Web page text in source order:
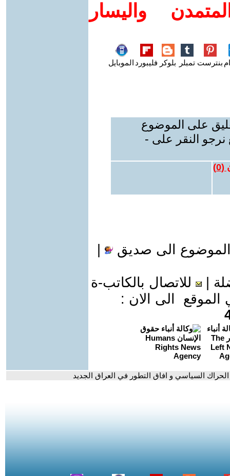
واليسار
بنترست تمبلر بلوكر فليبورد الموبايل
على الموضوع
نرجو النقر على -
(
0
)
الى صديق
للاتصال بالكاتب-ة
الى الان :
السياسي و افاق التطور في العراق الجديد